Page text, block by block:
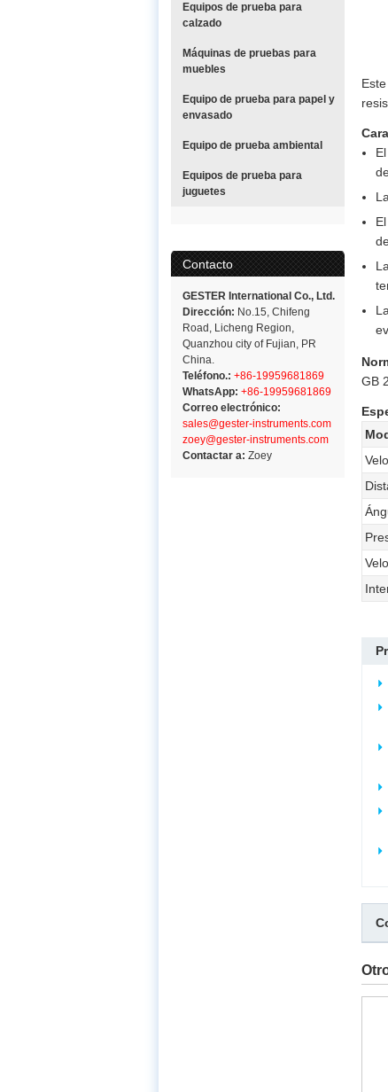
Equipos de prueba para
calzado
Máquinas de pruebas para
muebles
Equipo de prueba para papel y
envasado
Equipo de prueba ambiental
Equipos de prueba para
juguetes
Contacto
GESTER International Co., Ltd.
Dirección: No.15, Chifeng
Road, Licheng Region,
Quanzhou city of Fujian, PR
China.
Teléfono.: +86-19959681869
WhatsApp: +86-19959681869
Correo electrónico:
sales@gester-instruments.com
zoey@gester-instruments.com
Contactar a: Zoey
GB